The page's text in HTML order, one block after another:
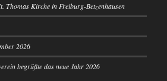
Thomas Kirche in Freiburg-Betzenhausen
2026
begrüßte das neue Jahr 2026